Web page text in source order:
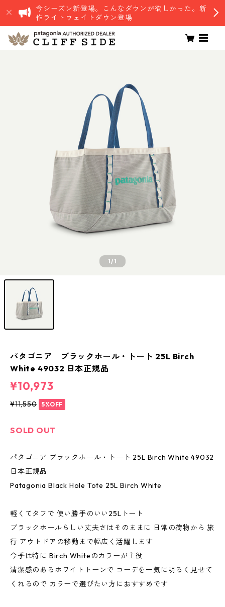
今シーズン新登場。こんなダウンが欲しかった。新
作ライトウェイトダウン登場
1/1
パタゴニア ブラックホール・トート 25L Birch
White 49032 日本正規品
¥10,973
¥11,550 5%OFF
SOLD OUT
パタゴニア ブラックホール・トート 25L Birch White 49032
日本正規品
Patagonia Black Hole Tote 25L Birch White
軽くてタフで 使い勝手のいい25Lトート
ブラックホールらしい丈夫さはそのままに 日常の荷物から 旅
行 アウトドアの移動まで幅広く活躍します
今季は特に Birch Whiteのカラーが主役
清潔感のあるホワイトトーンで コーデを一気に明るく見せて
くれるので カラーで選びたい方におすすめです